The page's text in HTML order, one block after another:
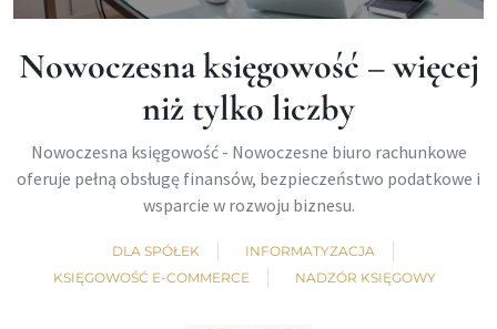
Nowoczesna księgowość – więcej
niż tylko liczby
Nowoczesna księgowość - Nowoczesne biuro rachunkowe
oferuje pełną obsługę finansów, bezpieczeństwo podatkowe i
wsparcie w rozwoju biznesu.
DLA SPÓŁEK
INFORMATYZACJA
KSIĘGOWOŚĆ E-COMMERCE
NADZÓR KSIĘGOWY